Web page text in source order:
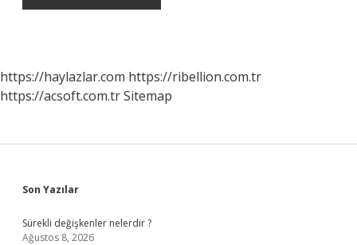
https://haylazlar.com https://ribellion.com.tr
https://acsoft.com.trSitemap
Sidebar
Son Yazılar
Sürekli değişkenler nelerdir ?
Ağustos 8, 2026